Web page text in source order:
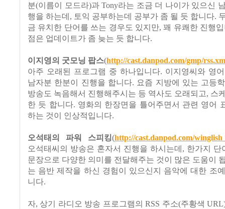
분(이름이 모드라)과 Tony라는 조금 더 나이가 있으신
행을 하는데, 토익 공부하는데 공부가 좀 될 듯 합니다.
금 유치한 단어를 쓰는 경우도 있지만, 꽤 유쾌한 진행
점은 업데이트가 좀 늦는 듯 합니다.
이지영의 굿모닝 팝스(http://cast.danpod.com/gmp/
아주 오래된 프로그램 중 하나입니다. 이지영씨와 영
남자분 한분이 진행을 합니다. 요즘 지방에 있는 고등
방송도 녹음해서 진행해주시는 등 역사도 오래되고, 스
한 듯 합니다. 영화의 한장면을 틀어주면서 관련 영어
하는 것이 인상적입니다.
오석태의 파워 스피킹(http://cast.danpod.com/
오석태씨의 방송은 혼자서 진행을 하시는데, 한가지 단
문장으로 다양한 의미를 전달해주는 것이 많은 도움이
는 음반 제작을 하신 경험이 있으신지 음악에 대한 조
니다.
자, 상기 라디오 방송 프로그램의 RSS 주소(주황색